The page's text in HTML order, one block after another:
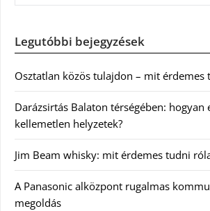
Legutóbbi bejegyzések
Osztatlan közös tulajdon – mit érdemes
Darázsirtás Balaton térségében: hogyan
kellemetlen helyzetek?
Jim Beam whisky: mit érdemes tudni
A Panasonic alközpont rugalmas
megoldás